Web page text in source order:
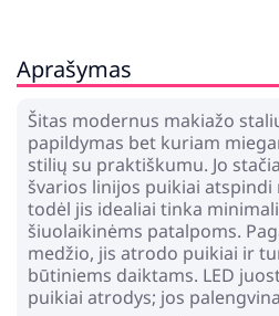
Aprašymas
Šitas modernus makiažo
papildymas bet kuriam
stilių su praktiškumu. Jo
švarios linijos puikiai
todėl jis idealiai tinka
šiuolaikinėms patalpoms.
medžio, jis atrodo puikiai ir
būtiniems daiktams. LED
puikiai atrodys; jos